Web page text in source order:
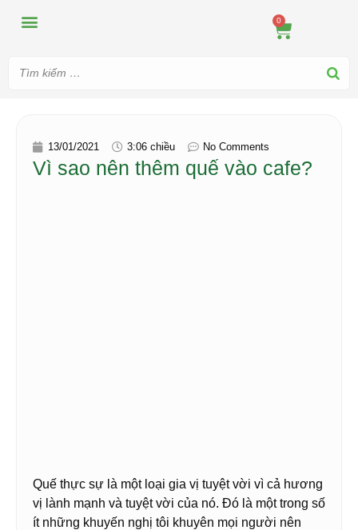
0
13/01/2021 3:06 chiều No Comments
Vì sao nên thêm quế vào cafe?
Quế thực sự là một loại gia vị tuyệt vời vì cả hương
vị lành mạnh và tuyệt vời của nó. Đó là một trong số
ít những khuyến nghị tôi khuyên mọi người nên